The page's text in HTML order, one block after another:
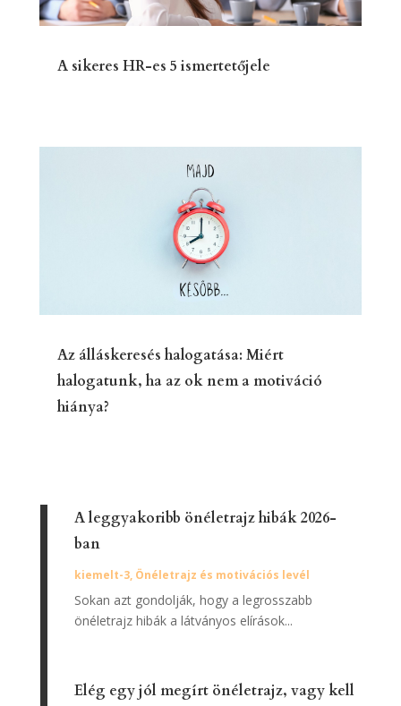
A sikeres HR-es 5 ismertetőjele
Az álláskeresés halogatása: Miért
halogatunk, ha az ok nem a motiváció
hiánya?
A leggyakoribb önéletrajz hibák 2026-
ban
kiemelt-3, Önéletrajz és motivációs levél
Sokan azt gondolják, hogy a legrosszabb
önéletrajz hibák a látványos elírások...
Elég egy jól megírt önéletrajz, vagy kell